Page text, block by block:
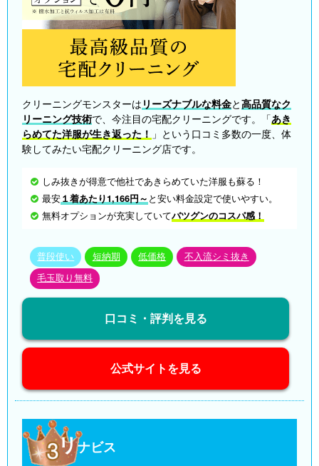
クリーニングモンスターは リーズナブルな料金と高品質なク
リーニング技術で、今注目の宅配クリーニングです。「あき
らめてた洋服が生き返った！
」という口コミ多数の一度、体
験してみたい宅配クリーニング店です。
しみ抜きが得意で他社であきらめていた洋服も蘇る！
最安１着あたり1,166円～ と安い料金設定で使いやすい。
無料オプションが充実していてバツグンのコスパ感！
普段使い 短納期 低価格 不入流シミ抜き
毛玉取り無料
口コミ・評判を見る
公式サイトを見る
リナビス